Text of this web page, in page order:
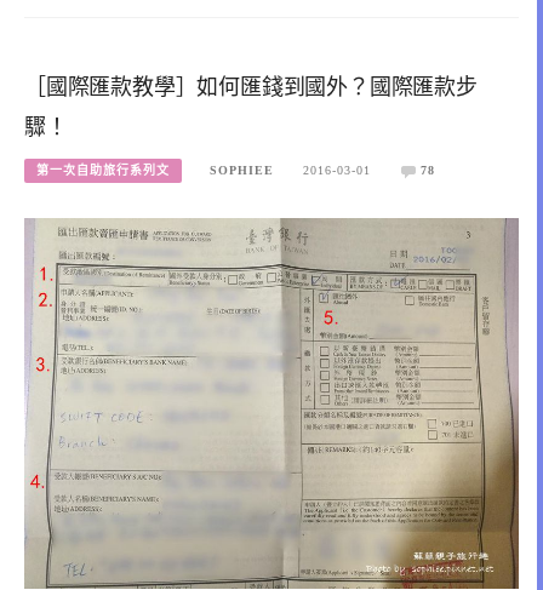
［國際匯款教學］如何匯錢到國外？國際匯款步
驟！
第一次自助旅行系列文 SOPHIEE 2016-03-01 78